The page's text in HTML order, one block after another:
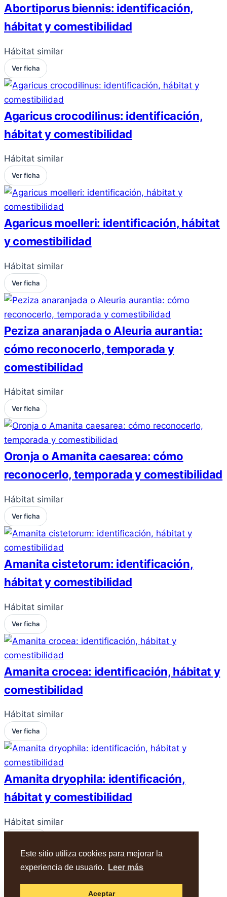
Este sitio utiliza cookies para mejorar la
experiencia de usuario.
Leer más
Aceptar
Abortiporus biennis: identificación,
hábitat y comestibilidad
Hábitat similar
Ver ficha
Agaricus crocodilinus: identificación,
hábitat y comestibilidad
Hábitat similar
Ver ficha
Agaricus moelleri: identificación, hábitat
y comestibilidad
Hábitat similar
Ver ficha
Peziza anaranjada o Aleuria aurantia:
cómo reconocerlo, temporada y
comestibilidad
Hábitat similar
Ver ficha
Oronja o Amanita caesarea: cómo
reconocerlo, temporada y comestibilidad
Hábitat similar
Ver ficha
Amanita cistetorum: identificación,
hábitat y comestibilidad
Hábitat similar
Ver ficha
Amanita crocea: identificación, hábitat y
comestibilidad
Hábitat similar
Ver ficha
Amanita dryophila: identificación,
hábitat y comestibilidad
Hábitat similar
© 2026 AMIVALL - Cardenete (Cu). -